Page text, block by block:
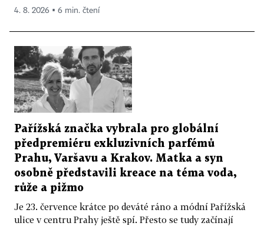
4. 8. 2026 ▪ 6 min. čtení
Pařížská značka vybrala pro globální
předpremiéru exkluzivních parfémů
Prahu, Varšavu a Krakov. Matka a syn
osobně představili kreace na téma voda,
růže a pižmo
Je 23. července krátce po deváté ráno a módní Pařížská
ulice v centru Prahy ještě spí. Přesto se tudy začínají